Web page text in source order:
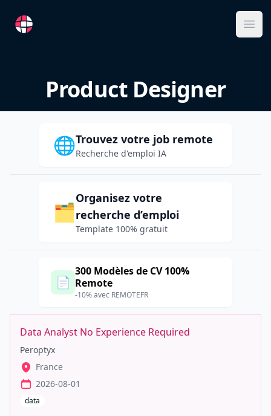
RemoteFR
Product Designer
🌐Trouvez votre job remote
Recherche d'emploi IA
🗂️
Organisez votre
recherche d’emploi
Template 100% gratuit
📄
300 Modèles de CV 100%
Remote
-10% avec REMOTEFR
Data Analyst No Experience Required
Peroptyx
France
2026-08-01
data